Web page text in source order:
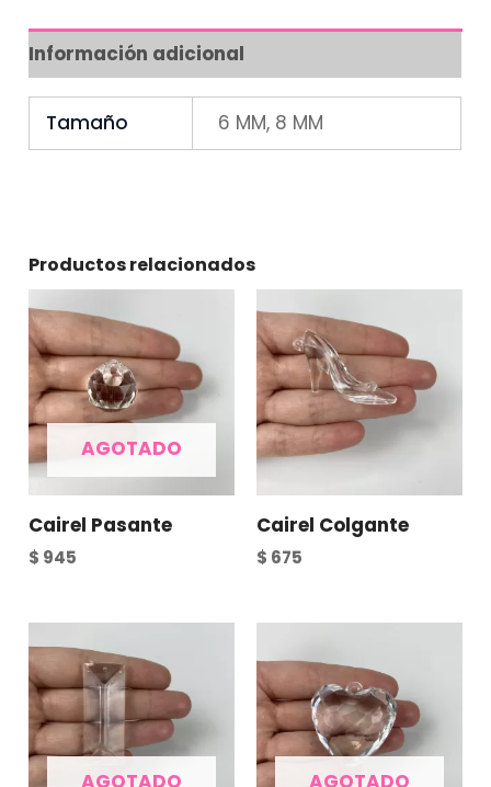
Información adicional
Tamaño 6 MM, 8 MM
Productos relacionados
AGOTADO
Cairel Pasante
$ 945
Cairel Colgante
$ 675
AGOTADO AGOTADO